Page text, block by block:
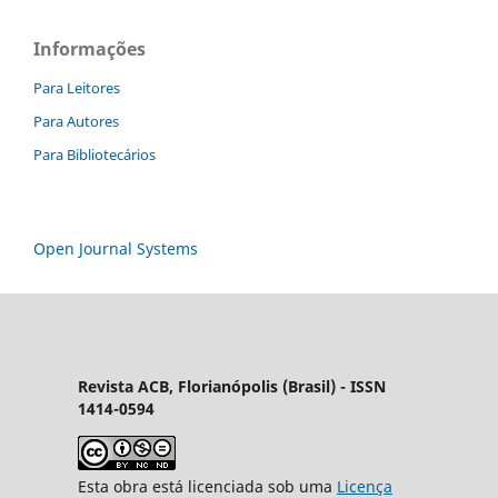
Informações
Para Leitores
Para Autores
Para Bibliotecários
Open Journal Systems
Revista ACB, Florianópolis (Brasil) - ISSN
1414-0594
Esta obra está licenciada sob uma Licença